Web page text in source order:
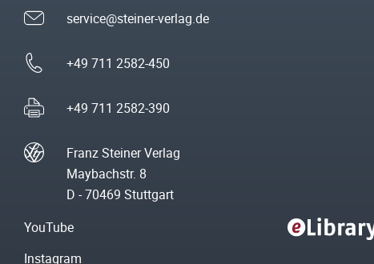
service@steiner-verlag.de
+49 711 2582-450
+49 711 2582-390
Franz Steiner Verlag
Maybachstr. 8
D - 70469 Stuttgart
YouTube
Instagram